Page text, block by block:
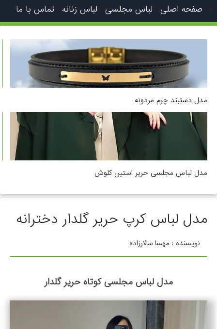
صفحه اصلی لباس مجلسی لباس زنانه تماس با ما
مدل دستبند چرم مردونه
مدل لباس مجلسی حریر استین کلوش
مدل لباس کرپ حریر گلدار دخترانه
نویسنده : مهسا سالارزاده
مدل لباس مجلسی کوتاه حریر گلدار